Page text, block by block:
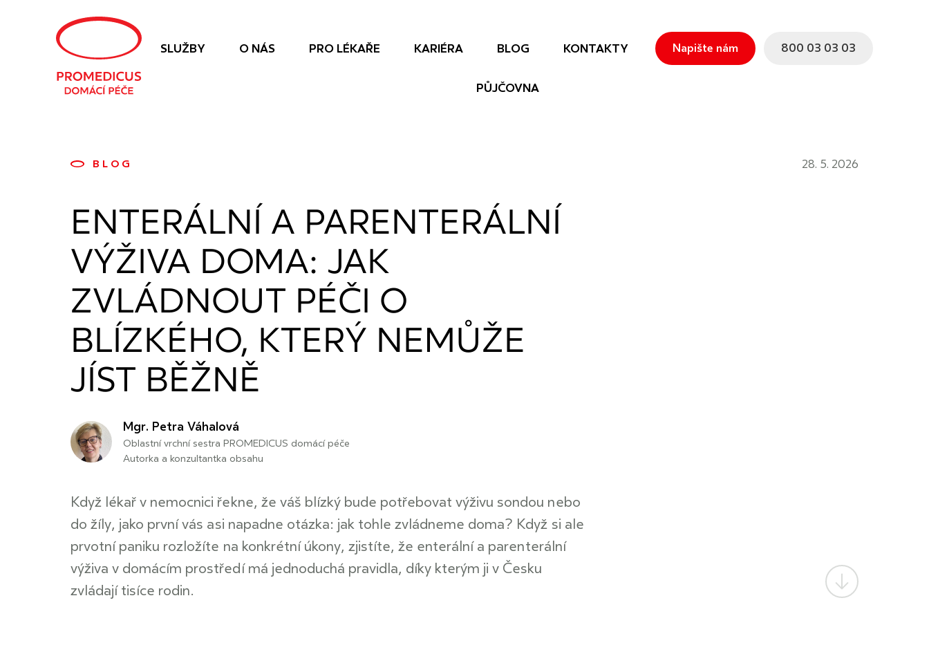
800 03 03 03
Napište nám
NavigaceSLUŽBY O NÁS PRO LÉKAŘE KARIÉRA BLOG KONTAKTY
PŮJČOVNA
BLOG
ENTERÁLNÍ A PARENTERÁLNÍ
VÝŽIVA DOMA: JAK
ZVLÁDNOUT PÉČI O
BLÍZKÉHO, KTERÝ NEMŮŽE
JÍST BĚŽNĚ
Mgr. Petra Váhalová
Oblastní vrchní sestra PROMEDICUS domácí péče
Autorka a konzultantka obsahu
Když lékař v nemocnici řekne, že váš blízký bude potřebovat výživu sondou nebo
do žíly, jako první vás asi napadne otázka: jak tohle zvládneme doma? Když si ale
prvotní paniku rozložíte na konkrétní úkony, zjistíte, že enterální a parenterální
výživa v domácím prostředí má jednoduchá pravidla, díky kterým ji v Česku
zvládají tisíce rodin.
28. 5. 2026